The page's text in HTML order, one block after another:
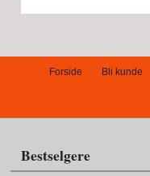
Forside Bli kunde
Bestselgere